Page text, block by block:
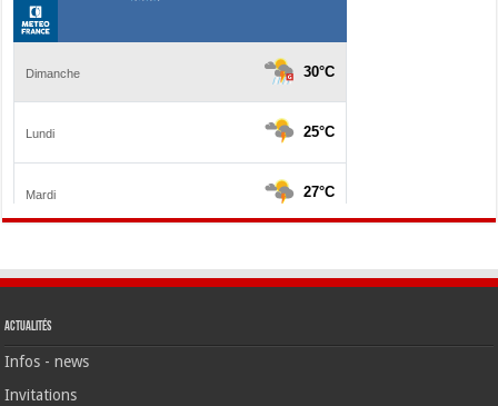
Actualités
Infos - news
Invitations